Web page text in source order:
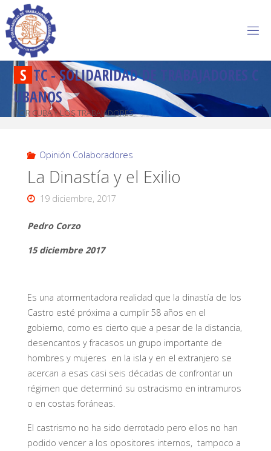
S TC-SOLIDARIDADD R A BAJADORES C
U BANOS
POR CUBA Y LOS TRABAJADORES
Opinión Colaboradores
La Dinastía y el Exilio
19 diciembre, 2017
Pedro Corzo
15 diciembre 2017
Es una atormentadora realidad que la dinastía de los
Castro esté próxima a cumplir 58 años en el
gobierno, como es cierto que a pesar de la distancia,
desencantos y fracasos un grupo importante de
hombres y mujeres en la isla y en el extranjero se
acercan a esas casi seis décadas de confrontar un
régimen que determinó su ostracismo en intramuros
o en costas foráneas.
El castrismo no ha sido derrotado pero ellos no han
podido vencer a los opositores internos, tampoco a